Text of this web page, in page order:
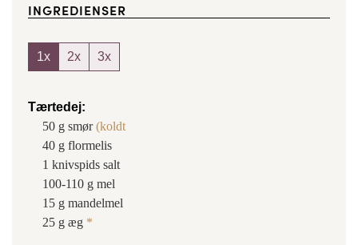
INGREDIENSER
1x 2x 3x
Tærtedej:
50 g smør (koldt
40 g flormelis
1 knivspids salt
100-110 g mel
15 g mandelmel
25 g æg *